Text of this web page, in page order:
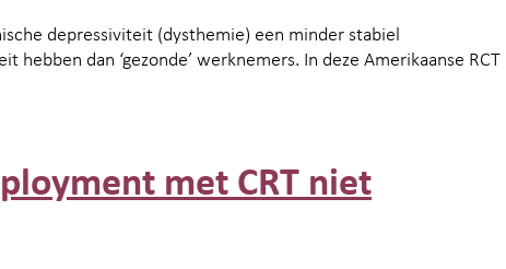
depressiviteit (dysthemie) een minder stabiel
dan ‘gezonde’ werknemers. In deze Amerikaanse RCT
met CRT niet